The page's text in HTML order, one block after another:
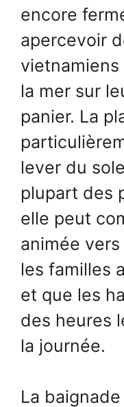
encore
apercevoir
la mer sur
panier. La
lever du
plupart des
elle peut
animée
les familles
et que les
des heures
la journée.
La